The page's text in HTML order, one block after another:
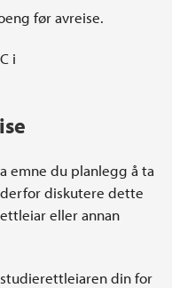
før avreise.
i
emne du planlegg å ta
diskutere dette
eller annan
din for